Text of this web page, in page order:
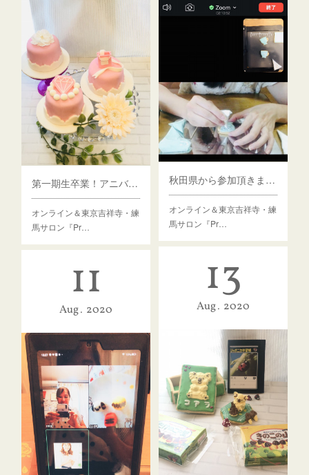
第一期生卒業！アニバーサリーケーキ認定講座
オンライン＆東京吉祥寺・練
馬サロン『Pr…
秋田県から参加頂きました！
オンライン＆東京吉祥寺・練
馬サロン『Pr…
13
Aug 2020
11
Aug 2020